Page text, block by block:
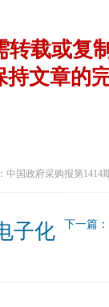
转载或复
文章的
中国政府采购报第1414
下一篇
子化